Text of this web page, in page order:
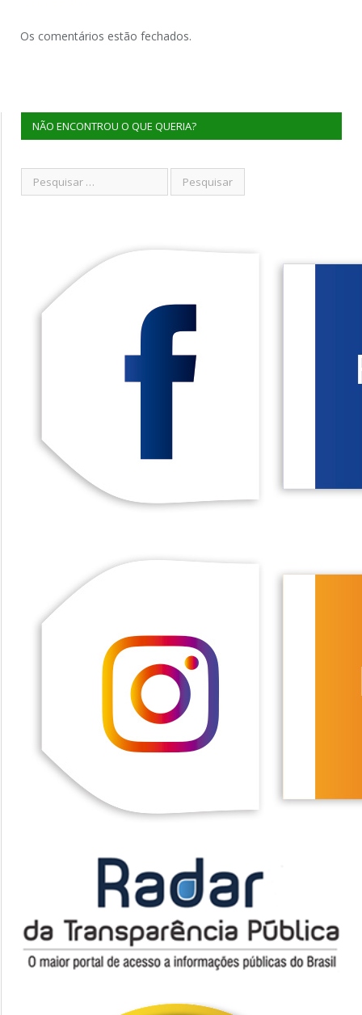
Os comentários estão fechados.
NÃO ENCONTROU O QUE QUERIA?